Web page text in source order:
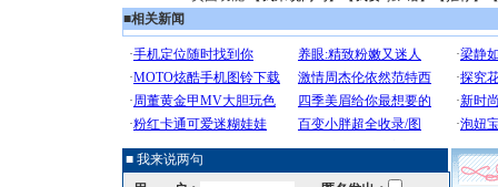
■相关新闻
■ 我来说两句